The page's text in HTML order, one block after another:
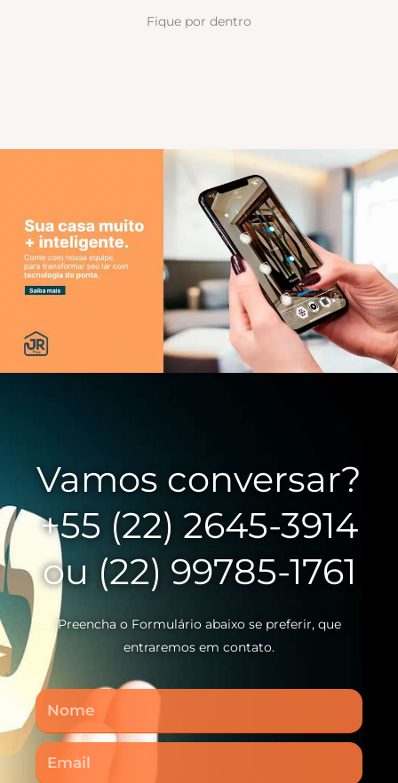
Fique por dentro
Vamos conversar?
+55 (22) 2645-3914
ou (22) 99785-1761
Preencha o Formulário abaixo se preferir, que
entraremos em contato.
Nome
Email